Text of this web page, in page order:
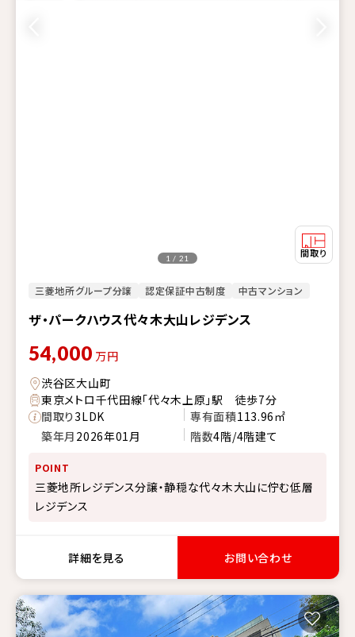
三菱地所グループ分譲 認定保証中古制度 中古マンション
ザ・パークハウス代々木大山レジデンス
1 / 21
54,000 万円
渋谷区大山町
東京メトロ千代田線「代々木上原」駅 徒歩7分
間取り3LDK 専有面積113.96㎡
築年月 2026年01月 階数4階/4階建て
POINT
三菱地所レジデンス分譲・静穏な代々木大山に佇む低層
レジデンス
詳細を見る お問い合わせ